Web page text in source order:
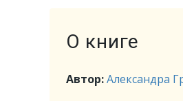
О книге
Автор:Александра